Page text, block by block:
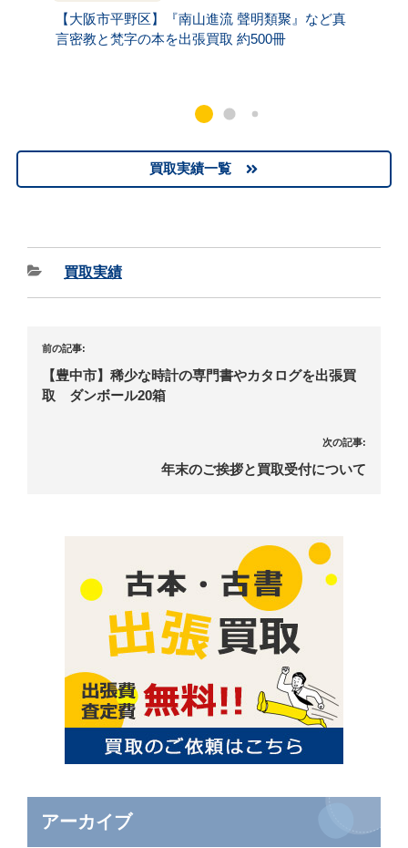
【大阪市平野区】『南山進流 聲明類聚』など真
言密教と梵字の本を出張買取 約500冊
買取実績一覧
買取実績
前の記事:
【豊中市】稀少な時計の専門書やカタログを出張買
取 ダンボール20箱
次の記事:
年末のご挨拶と買取受付について
アーカイブ